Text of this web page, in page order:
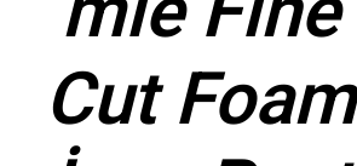
Cut Foam